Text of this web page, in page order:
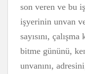
son veren ve bu
işyerinin unvan
sayısını,
bitme gününü,
unvanını,